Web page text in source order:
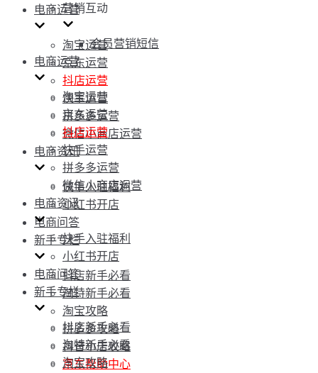
电商运营
淘宝运营
京东运营
抖店运营
快手运营
拼多多运营
微信小商店运营
电商资讯
快手入驻福利
小红书开店
电商问答
新手专栏
抖店新手必看
淘特新手必看
淘宝攻略
拼多多攻略
抖音小店攻略
京东帮助中心
营销互动
会员营销短信
电商运营
淘宝运营
京东运营
抖店运营
快手运营
拼多多运营
微信小商店运营
电商资讯
快手入驻福利
小红书开店
电商问答
新手专栏
抖店新手必看
淘特新手必看
淘宝攻略